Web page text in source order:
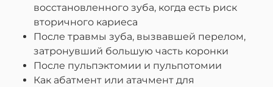
восстановленного зуба, когда есть риск
вторичного кариеса
После травмы зуба, вызвавшей перелом,
затронувший большую часть коронки
После пульпэктомии и пульпотомии
Как абатмент или атачмент для